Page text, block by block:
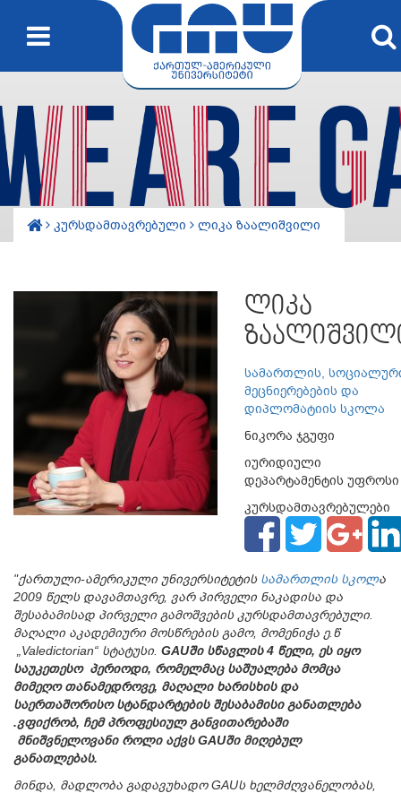
კურსდამთავრებული ლიკა ზაალიშვილი
ლიკა
სამართლის,
მეცნიერებების და
დიპლომატიის სკოლა
ნიკორა ჯგუფი
იურიდიული
დეპარტამენტის უფროსი
კურსდამთავრებულები
2009
"ქართული-ამერიკული უნივერსიტეტის სამართლის სკოლა
2009 წელს დავამთავრე, ვარ პირველი ნაკადისა და
შესაბამისად პირველი გამოშვების კურსდამთავრებული.
მაღალი აკადემიური მოსწრების გამო, მომენიჭა ე.წ
„Valedictorian“ სტატუსი. GAUში სწავლის 4 წელი, ეს იყო
საუკეთესო პერიოდი, რომელმაც საშუალება მომცა
მიმეღო თანამედროვე, მაღალი ხარისხის და
საერთაშორისო სტანდარტების შესაბამისი განათლება
.ვფიქრობ, ჩემ პროფესიულ განვითარებაში
მნიშვნელოვანი როლი აქვსGAUში მიღებულ
განათლებას.
მინდა, მადლობა გადავუხადოGAUს ხელმძღვანელობას,